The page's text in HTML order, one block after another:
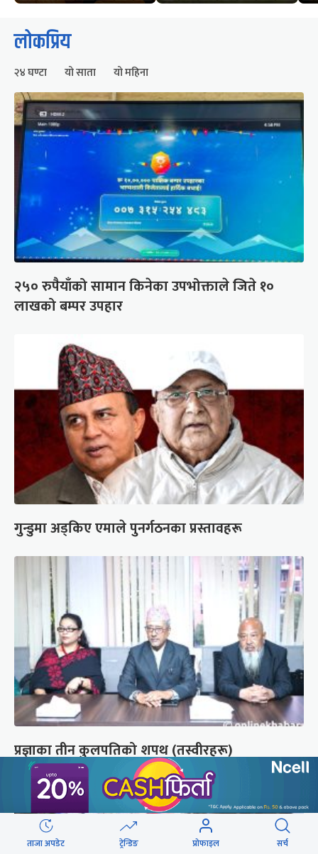
लोकप्रिय
२४ घण्टा यो साता यो महिना
२५० रुपैयाँको सामान किनेका उपभोक्ताले जिते १०
लाखको बम्पर उपहार
गुन्डुमा अड्किए एमाले पुनर्गठनका प्रस्तावहरू
प्रज्ञाका तीन कुलपतिको शपथ (तस्वीरहरू)
ताजा अपडेट ट्रेन्डिङ प्रोफाइल सर्च